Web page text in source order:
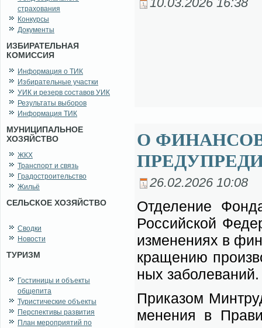
страхования
Конкурсы
Документы
ИЗБИРАТЕЛЬНАЯ
КОМИССИЯ
Информация о ТИК
Избирательные участки
УИК и резерв составов УИК
Результаты выборов
Информация ТИК
МУНИЦИПАЛЬНОЕ
ХОЗЯЙСТВО
ЖКХ
Транспорт и связь
Градостроительство
Жильё
СЕЛЬСКОЕ ХОЗЯЙСТВО
Сводки
Новости
ТУРИЗМ
Гостиницы и объекты
общепита
Туристические объекты
Перспективы развития
План мероприятий по
10.03.2026 16:38
О
26.02.2026 10:08
От­де­ле­ние
Рос­сий­ской
из­ме­не­ни­ях в
кра­ще­нию
ных за­боле­ва­ний.
При­ка­зом
ме­не­ния в